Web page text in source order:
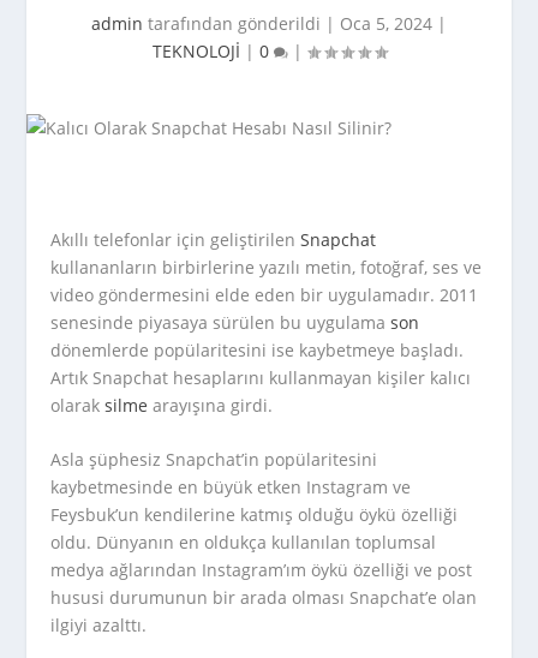
admin tarafından gönderildi | Oca 5, 2024 |
TEKNOLOJİ | 0 |
Akıllı telefonlar için geliştirilenSnapchat
kullananların birbirlerine yazılı metin, fotoğraf, ses ve
video göndermesini elde eden bir uygulamadır. 2011
senesinde piyasaya sürülen bu uygulamason
dönemlerde popülaritesini ise kaybetmeye başladı.
Artık Snapchat hesaplarını kullanmayan kişiler kalıcı
olaraksilme arayışına girdi.
Asla şüphesiz Snapchat’in popülaritesini
kaybetmesinde en büyük etken Instagram ve
Feysbuk’un kendilerine katmış olduğu öykü özelliği
oldu. Dünyanın en oldukça kullanılan toplumsal
medya ağlarından Instagram’ım öykü özelliği ve post
hususi durumunun bir arada olması Snapchat’e olan
ilgiyi azalttı.